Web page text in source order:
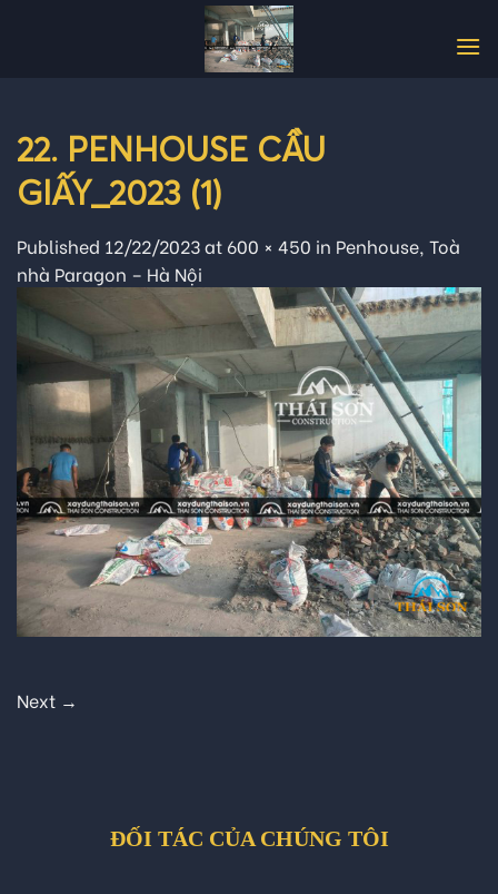
22. PENHOUSE CẦU
GIẤY_2023 (1)
Published 12/22/2023at 600 × 450 in Penhouse, Toà
nhà Paragon – Hà Nội
Next →
ĐỐI TÁC CỦA CHÚNG TÔI